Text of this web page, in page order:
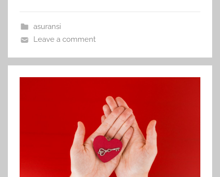
asuransi
Leave a comment